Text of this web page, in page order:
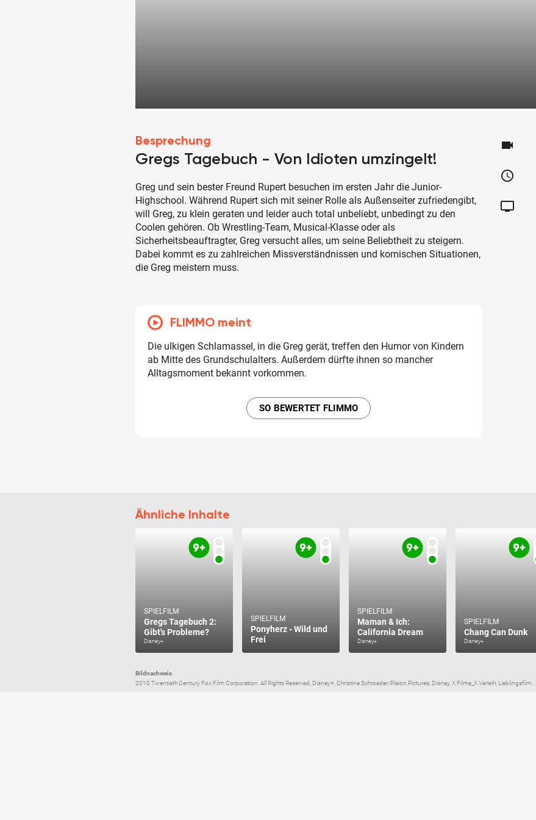
Besprechung
Gregs Tagebuch - Von Idioten umzingelt!
Greg und sein bester Freund Rupert besuchen im ersten Jahr die Junior-
Highschool. Während Rupert sich mit seiner Rolle als Außenseiter zufriedengibt,
will Greg, zu klein geraten und leider auch total unbeliebt, unbedingt zu den
Coolen gehören. Ob Wrestling-Team, Musical-Klasse oder als
Sicherheitsbeauftragter, Greg versucht alles, um seine Beliebtheit zu steigern.
Dabei kommt es zu zahlreichen Missverständnissen und komischen Situationen,
die Greg meistern muss.
FLIMMO meint
Die ulkigen Schlamassel, in die Greg gerät, treffen den Humor von Kindern
ab Mitte des Grundschulalters. Außerdem dürfte ihnen so mancher
Alltagsmoment bekannt vorkommen.
SO BEWERTET FLIMMO
videocam
schedule
tv
Ähnliche Inhalte
SPIELFILM
Gregs Tagebuch 2:
Gibt's Probleme?
Disney+
SPIELFILM
Ponyherz - Wild und
Frei
SPIELFILM
Maman & Ich:
California Dream
Disney+
SPIELFILM
Chang Can Dunk
Disney+
Bildnachweis
2010 Twentieth Century Fox Film Corporation. All Rights Reserved, Disney+, Christine Schroeder/Plaion Pictures, Disney, X Filme_X Verleih, Lieblingsfilm...